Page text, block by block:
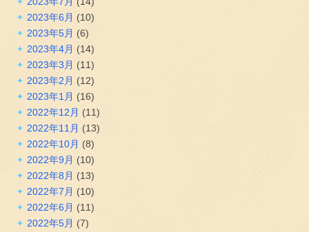
2023年6月 (10)
2023年5月 (6)
2023年4月 (14)
2023年3月 (11)
2023年2月 (12)
2023年1月 (16)
2022年12月 (11)
2022年11月 (13)
2022年10月 (8)
2022年9月 (10)
2022年8月 (13)
2022年7月 (10)
2022年6月 (11)
2022年5月 (7)